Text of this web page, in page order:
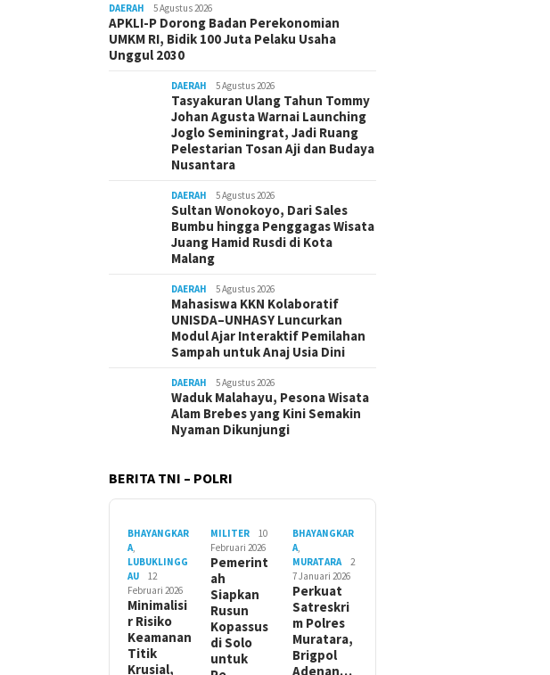
DAERAH 5 Agustus 2026
APKLI-P Dorong Badan Perekonomian
UMKM RI, Bidik 100 Juta Pelaku Usaha
Unggul 2030
DAERAH 5 Agustus 2026
Tasyakuran Ulang Tahun Tommy
Johan Agusta Warnai Launching
Joglo Seminingrat, Jadi Ruang
Pelestarian Tosan Aji dan Budaya
Nusantara
DAERAH 5 Agustus 2026
Sultan Wonokoyo, Dari Sales
Bumbu hingga Penggagas Wisata
Juang Hamid Rusdi di Kota
Malang
DAERAH 5 Agustus 2026
Mahasiswa KKN Kolaboratif
UNISDA–UNHASY Luncurkan
Modul Ajar Interaktif Pemilahan
Sampah untuk Anaj Usia Dini
DAERAH 5 Agustus 2026
Waduk Malahayu, Pesona Wisata
Alam Brebes yang Kini Semakin
Nyaman Dikunjungi
BERITA TNI – POLRI
BHAYANGKAR
A,
LUBUKLINGG
AU
12
Februari 2026
Minimalisi
r Risiko
Keamanan
Titik
Krusial,
MILITER
10
Februari 2026
Pemerint
ah
Siapkan
Rusun
Kopassus
di Solo
untuk
BHAYANGKAR
A,
MURATARA
2
7 Januari 2026
Perkuat
Satreskri
m Polres
Muratara,
Brigpol
Adenan…